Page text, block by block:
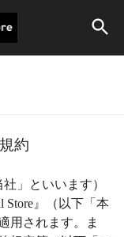
約
」といいます）
Store 』（以下「本
用されます。ま